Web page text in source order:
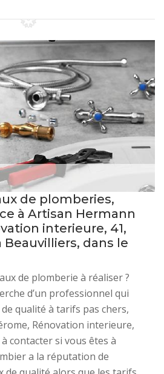
de plomberies,
à Artisan Hermann
interieure, 41,
dans le
de plomberie à réaliser ?
d’un professionnel qui
qualité à tarifs pas chers,
Rénovation interieure,
contacter si vous êtes à
a la réputation de